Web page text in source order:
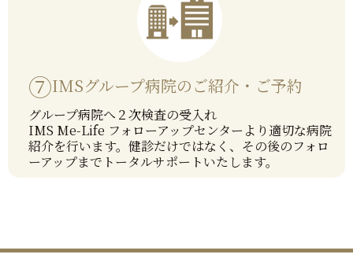
⑦IMSグループ病院のご紹介・ご予約
グループ病院へ２次検査の受入れ
IMS Me-Life フォローアップセンターより適切な病院
紹介を行います。健診だけではなく、その後のフォロ
ーアップまでトータルサポートいたします。